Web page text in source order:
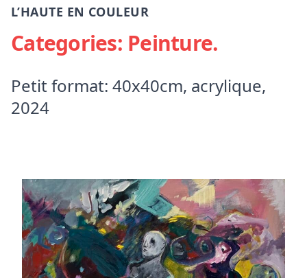
L’HAUTE EN COULEUR
Categories: Peinture.
Petit format: 40x40cm, acrylique,
2024